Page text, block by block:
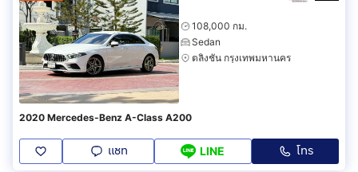
108,000 กม.
Sedan
ตลิ่งชัน กรุงเทพมหานคร
2020 Mercedes-Benz A-Class A200
แชท LINE โทร